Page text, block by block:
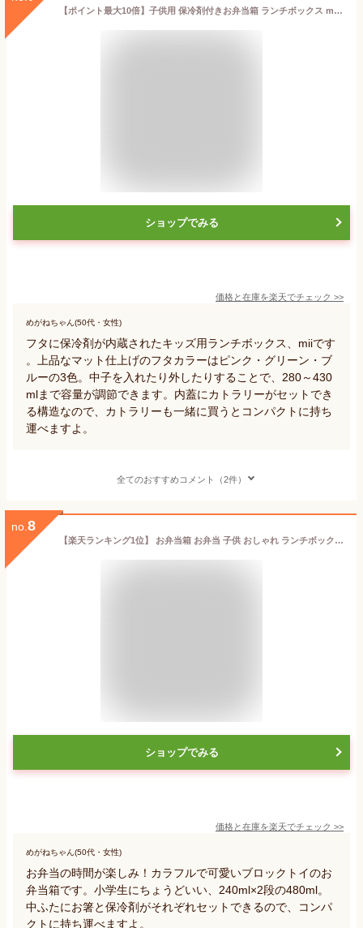
【ポイント最大10倍】子供用 保冷剤付きお弁当箱 ランチボックス mii 保冷ランチボックス 430ml 保冷弁当箱 レンジ対応 食洗器対応 中子 バックル 国産 子供 子ども キッズ かわいい おしゃれ 仕切り ピクニック 小学校 保育園 幼稚園 入学祝 ピンク ブルー
ショップでみる
価格と在庫を楽天でチェック >>
めがねちゃん(50代・女性)
フタに保冷剤が内蔵されたキッズ用ランチボックス、miiです
。上品なマット仕上げのフタカラーはピンク・グリーン・ブ
ルーの3色。中子を入れたり外したりすることで、280～430
mlまで容量が調節できます。内蓋にカトラリーがセットでき
る構造なので、カトラリーも一緒に買うとコンパクトに持ち
運べますよ。
全てのおすすめコメント（2件）
no. 8
【楽天ランキング1位】 お弁当箱 お弁当 子供 おしゃれ ランチボックス 2段 スリム 保冷 食洗機対応 レンジ対応 【 P:BLOCK ブロック 弁当箱 480ml お箸 & 保冷剤 付き 】 かわいい 箸 子ども 幼稚園 小学生 女子 男子 男の子 女の子 北欧 セット 入園 日本製 600ml以下 (SL)
ショップでみる
価格と在庫を楽天でチェック >>
めがねちゃん(50代・女性)
お弁当の時間が楽しみ！カラフルで可愛いブロックトイのお
弁当箱です。小学生にちょうどいい、240ml×2段の480ml。
中ふたにお箸と保冷剤がそれぞれセットできるので、コンパ
クトに持ち運べますよ。